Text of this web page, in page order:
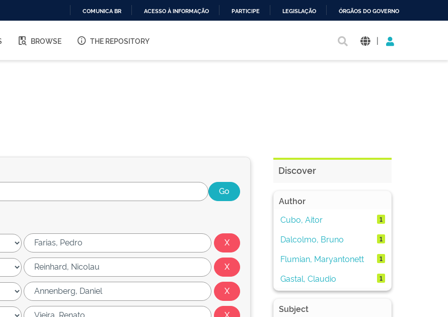
O
COMUNICA BR ACESSO À INFORMAÇÃO PARTICIPE LEGISLAÇÃO ÓRGÃOS DO GOVERNO
BROWSE THE REPOSITORY |
Discover
Author
Cubo, Aitor
1
Dalcolmo, Bruno 1
Flumian, Maryantonett 1
Gastal, Claudio 1
Subject